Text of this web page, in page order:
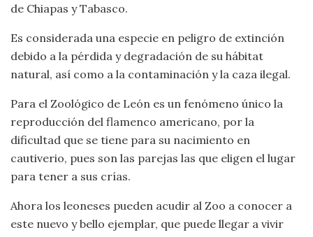
de Chiapas y Tabasco.
Es considerada una especie en peligro de extinción
debido a la pérdida y degradación de su hábitat
natural, así como a la contaminación y la caza ilegal.
Para el Zoológico de León es un fenómeno único la
reproducción del flamenco americano, por la
dificultad que se tiene para su nacimiento en
cautiverio, pues son las parejas las que eligen el lugar
para tener a sus crías.
Ahora los leoneses pueden acudir al Zoo a conocer a
este nuevo y bello ejemplar, que puede llegar a vivir